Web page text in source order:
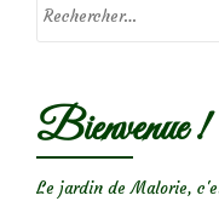
Bienvenue !
Le jardin de Malorie,